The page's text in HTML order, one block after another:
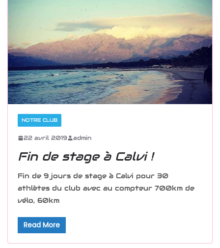
NOTRE CLUB
22 avril 2019 admin
Fin de stage à Calvi !
Fin de 9 jours de stage à Calvi pour 30
athlètes du club avec au compteur 700km de
vélo, 60km
Read More